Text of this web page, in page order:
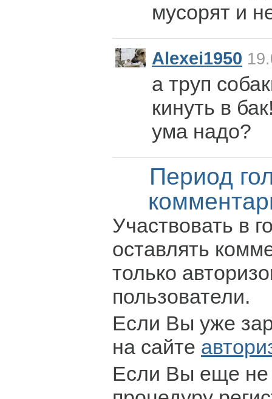
мусорят и
Alexei1950
а труп
кинуть в
ума надо?
Период
Участвовать в
оставлять
только
пользователи.
Если Вы уже
на сайте
Если Вы еще не